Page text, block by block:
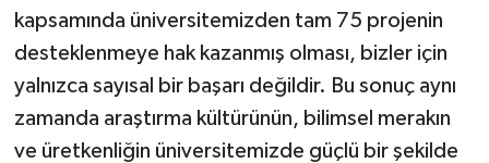
kapsamında üniversitemizden tam 75 projenin
desteklenmeye hak kazanmış olması, bizler için
yalnızca sayısal bir başarı değildir. Bu sonuç aynı
zamanda araştırma kültürünün, bilimsel merakın
ve üretkenliğin üniversitemizde güçlü bir şekilde